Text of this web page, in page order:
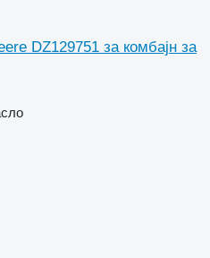
DZ129751 за комбајн за